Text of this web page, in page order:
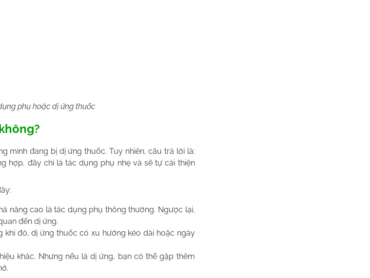
phụ hoặc dị ứng thuốc
mình đang bị dị ứng thuốc. Tuy nhiên, câu trả lời là:
hợp, đây chỉ là tác dụng phụ nhẹ và sẽ tự cải thiện
năng cao là tác dụng phụ thông thường. Ngược lại,
đến dị ứng.
khi đó, dị ứng thuốc có xu hướng kéo dài hoặc ngày
khác. Nhưng nếu là dị ứng, bạn có thể gặp thêm